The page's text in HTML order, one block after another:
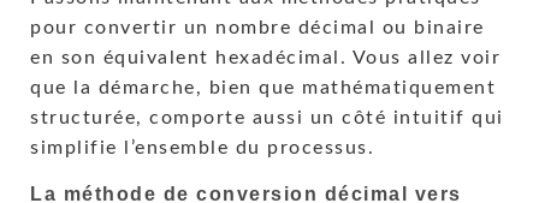
pour convertir un nombre décimal ou binaire
en son équivalent hexadécimal. Vous allez voir
que la démarche, bien que mathématiquement
structurée, comporte aussi un côté intuitif qui
simplifie l’ensemble du processus.
La méthode de conversion décimal vers